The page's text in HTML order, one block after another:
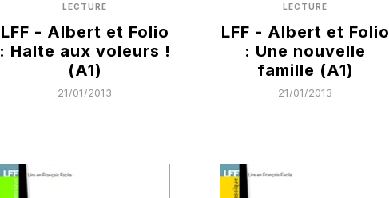
LECTURE
LFF - Albert et Folio
: Halte aux voleurs !
(A1)
21/01/2013
LECTURE
LFF - Albert et Folio
: Une nouvelle
famille (A1)
21/01/2013